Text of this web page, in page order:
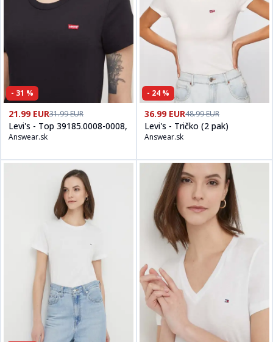
- 31 %
21.99 EUR31.99 EUR
Levi's - Top 39185.0008-0008,
Answear.sk
Kúpiť produtLevi's - Top 39185.0008-0008,naAnswear.sk
- 24 %
36.99 EUR48.99 EUR
Levi's - Tričko (2 pak)
Answear.sk
Kúpiť produtLevi's - Tričko (2